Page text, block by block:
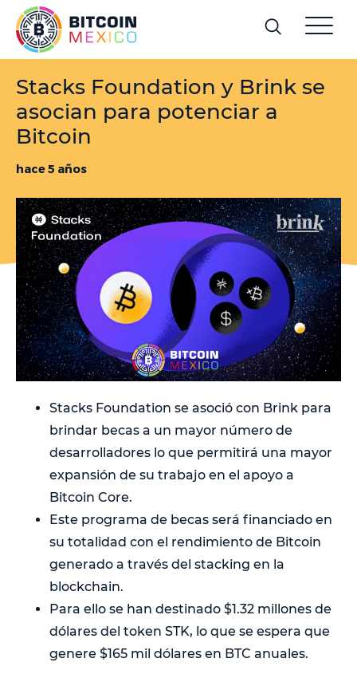
Stacks Foundation y Brink se
asocian para potenciar a
Bitcoin
hace 5 años
Stacks Foundation se asoció con Brink para
brindar becas a un mayor número de
desarrolladores lo que permitirá una mayor
expansión de su trabajo en el apoyo a
Bitcoin Core.
Este programa de becas será financiado en
su totalidad con el rendimiento de Bitcoin
generado a través del stacking en la
blockchain.
Para ello se han destinado $1.32 millones de
dólares del token STK, lo que se espera que
genere $165 mil dólares en BTC anuales.